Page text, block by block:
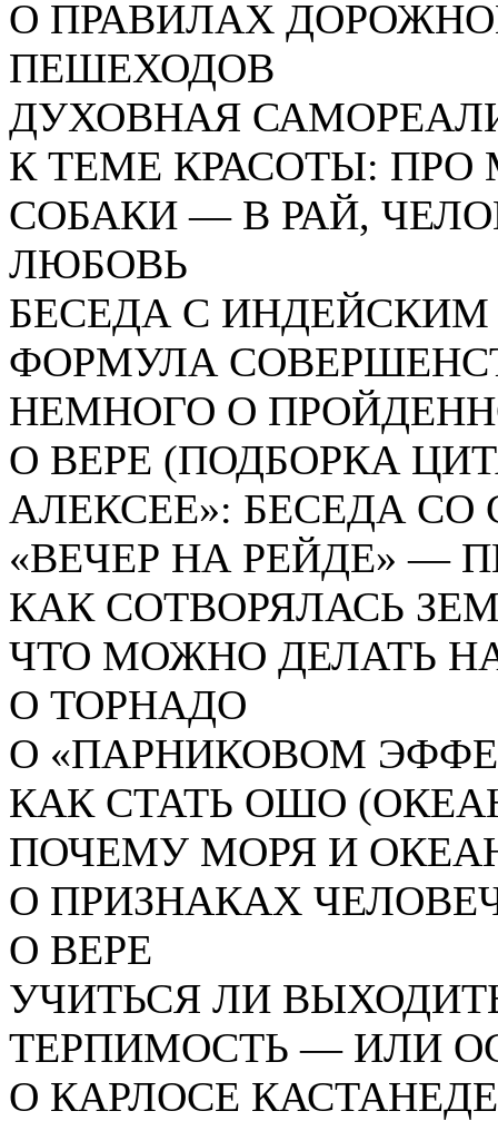
О ПРАВИЛАХ
ПЕШЕХОДОВ
ДУХОВНАЯ
К ТЕМЕ КРАСОТЫ:
СОБАКИ — В РАЙ,
ЛЮБОВЬ
БЕСЕДА С
ФОРМУЛА
НЕМНОГО О
О ВЕРЕ (ПОДБОРКА
АЛЕКСЕЕ»: БЕСЕДА
«ВЕЧЕР НА РЕЙДЕ» —
КАК СОТВОРЯЛАСЬ
ЧТО МОЖНО ДЕЛАТЬ
О ТОРНАДО
О «ПАРНИКОВОМ
КАК СТАТЬ ОШО
ПОЧЕМУ МОРЯ И
О ПРИЗНАКАХ
О ВЕРЕ
УЧИТЬСЯ ЛИ
ТЕРПИМОСТЬ — ИЛИ
О КАРЛОСЕ КАСТАНЕДЕ